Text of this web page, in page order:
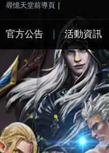
尋憶天堂前導頁